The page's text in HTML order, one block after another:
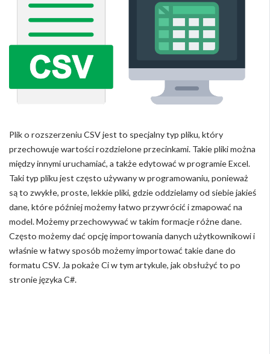
Plik o rozszerzeniu CSV jest to specjalny typ pliku, który
przechowuje wartości rozdzielone przecinkami. Takie pliki można
między innymi uruchamiać, a także edytować w programie Excel.
Taki typ pliku jest często używany w programowaniu, ponieważ
są to zwykłe, proste, lekkie pliki, gdzie oddzielamy od siebie jakieś
dane, które później możemy łatwo przywrócić i zmapować na
model. Możemy przechowywać w takim formacje różne dane.
Często możemy dać opcję importowania danych użytkownikowi i
właśnie w łatwy sposób możemy importować takie dane do
formatu CSV. Ja pokaże Ci w tym artykule, jak obsłużyć to po
stronie języka C#.